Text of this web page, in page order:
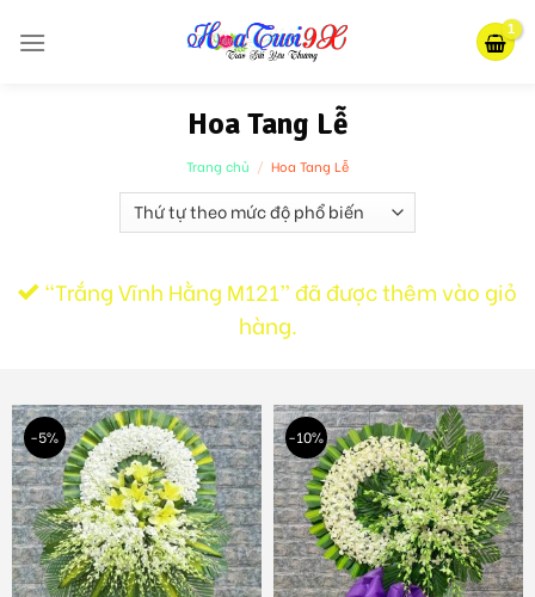
Hoa Tang Lễ
Trang chủ / Hoa Tang Lễ
“Trắng Vĩnh Hằng M121” đã được thêm vào giỏ
hàng.
-5% -10%